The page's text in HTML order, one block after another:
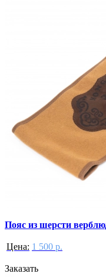
Пояс из шерсти
Цена: 1 500 р.
Заказать